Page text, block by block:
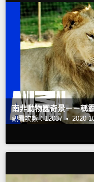
南非動物園奇景－－稱
觀看次數：12037 • 2020-